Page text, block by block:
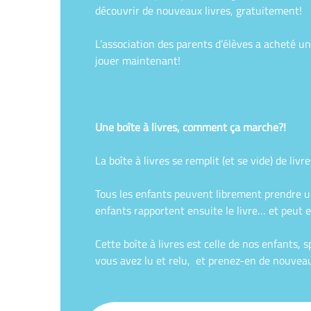
découvrir de nouveaux livres, gratuitement!
L’association des parents d’élèves a
jouer maintenant!
Une boîte à livres, comment ça marche?!
La boîte à livres se remplit (et se vide) de
Tous les enfants peuvent librement prendre
enfants rapportent ensuite le livre… et peut
Cette boîte à livres est celle de nos enfants,
vous avez lu et relu, et prenez-en de